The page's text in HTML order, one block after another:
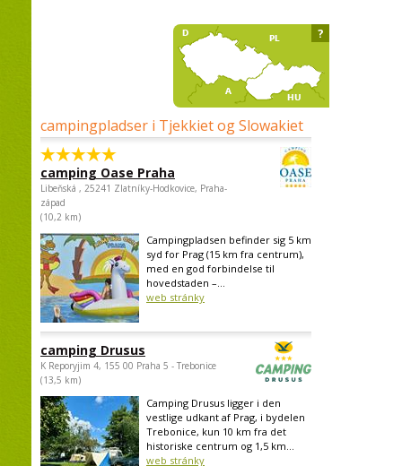
campingpladser i Tjekkiet og Slowakiet
camping Oase Praha
Libeňská , 25241 Zlatníky-Hodkovice, Praha-
západ
(10,2 km)
Campingpladsen befinder sig 5 km
syd for Prag (15 km fra centrum),
med en god forbindelse til
hovedstaden –...
web stránky
camping Drusus
K Reporyjim 4, 155 00 Praha 5 - Trebonice
(13,5 km)
Camping Drusus ligger i den
vestlige udkant af Prag, i bydelen
Trebonice, kun 10 km fra det
historiske centrum og 1,5 km...
web stránky
?